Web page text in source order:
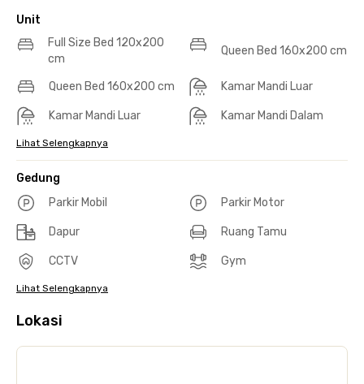
Unit
Full Size Bed 120x200
cm
Queen Bed 160x200 cm
Queen Bed 160x200 cm Kamar Mandi Luar
Kamar Mandi Luar Kamar Mandi Dalam
Lihat Selengkapnya
Gedung
Parkir Mobil
Parkir Motor
Dapur Ruang Tamu
CCTV Gym
Lihat Selengkapnya
Lokasi